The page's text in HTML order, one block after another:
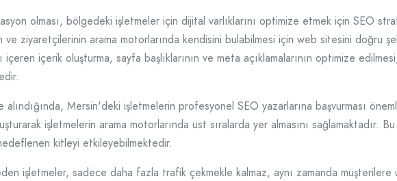
olması, bölgedeki işletmeler için dijital varlıklarını optimize etmek için SEO
ve ziyaretçilerinin arama motorlarında kendisini bulabilmesi için web sitesini doğru
içerik oluşturma, sayfa başlıklarının ve meta açıklamalarının optimize
Mersin'deki işletmelerin profesyonel SEO yazarlarına başvurması
işletmelerin arama motorlarında üst sıralarda yer almasını sağlamaktadır.
kitleyi etkileyebilmektedir.
işletmeler, sadece daha fazla trafik çekmekle kalmaz, aynı zamanda müşterilere